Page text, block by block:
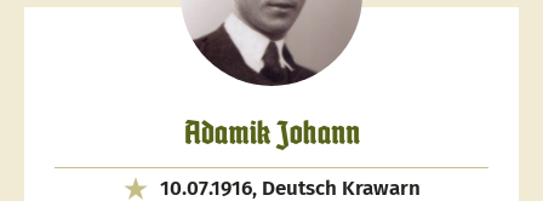
Adamik Johann
10.07.1916, Deutsch Krawarn